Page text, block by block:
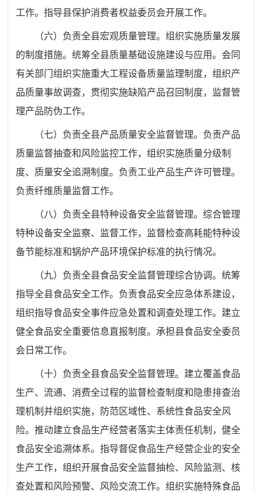
工作。指导县保护消费者权益委员会开展工作。
（六）负责全县宏观质量管理。组织实施质量发展
的制度措施。统筹全县质量基础设施建设与应用。 会同
有关部门组织实施重大工程设备质量监理制度，组织产
品质量事故调查，贯彻实施缺陷产品召回制度，监督管
理产品防伪工作。
（七）负责全县产品质量安全监督管理。负责产品
质量监督抽查和风险监控工作，组织实施质量分级制
度、质量安全追溯制度。负责工业产品生产许可管理。
负责纤维质量监督工作。
（八）负责全县特种设备安全监督管理。综合管理
特种设备安全监察、监督工作，监督检查高耗能特种设
备节能标准和锅炉产品环境保护标准的执行情况。
（九）负责全县食品安全监督管理综合协调。统筹
指导全县食品安全工作。负责食品安全应急体系建设，
组织指导食品安全事件应急处置和调查处理工作。建立
健全食品安全重要信息直报制度。承担县食品安全委员
会日常工作。
（十）负责全县食品安全监督管理。建立覆盖食品
生产、流通、消费全过程的监督检查制度和隐患排查治
理机制并组织实施，防范区域性、系统性食品安全风
险。推动建立食品生产经营者落实主体责任机制，健全
食品安全追溯体系。指导督促食品生产经营企业的安全
生产工作，组织开展食品安全监督抽检、风险监测、核
查处置和风险预警、风险交流工作。组织实施特殊食品